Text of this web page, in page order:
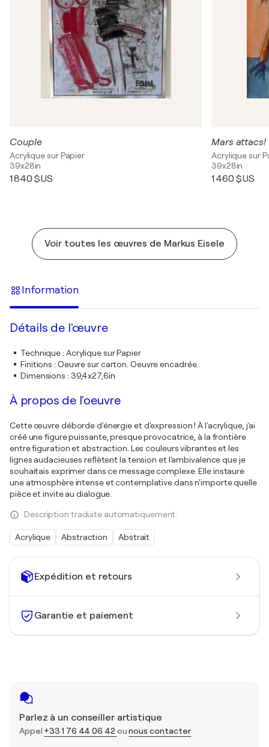
Expédition et retours
Garantie et paiement
Parlez à un conseiller artistique
Appel +33 1 76 44 06 42 ounous contacter
Couple
Acrylique sur Papier
39x28in
1 840 $US
Mars attacs!
Acrylique sur
39x28in
1 460 $US
Voir toutes les œuvres de Markus Eisele
Information
Détails de l'œuvre
Technique: Acrylique sur Papier
Finitions : Oeuvre sur carton. Oeuvre encadrée.
Dimensions : 39,4x27,6in
À propos de l'oeuvre
Cette œuvre déborde d'énergie et d'expression ! À l'acrylique, j'ai
créé une figure puissante, presque provocatrice, à la frontière
entre figuration et abstraction. Les couleurs vibrantes et les
lignes audacieuses reflètent la tension et l'ambivalence que je
souhaitais exprimer dans ce message complexe. Elle instaure
une atmosphère intense et contemplative dans n'importe quelle
pièce et invite au dialogue.
Description traduite automatiquement.
Acrylique Abstraction Abstrait